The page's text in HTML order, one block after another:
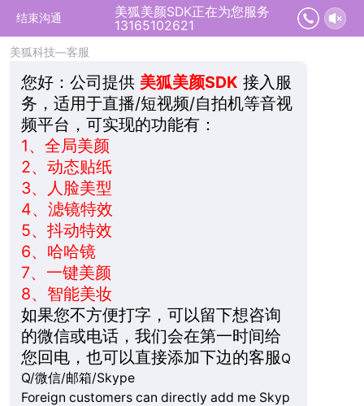
结束沟通
美狐美颜SDK正在为您服务
13165102621
2026-08-06 02:47:29 开始沟通
美狐科技—客服
您好： 公司提供 美狐美颜SDK 接入服
务，适用于直播/短视频/自拍机等音视
频平台，可实现的功能有：
1、 全局美颜
2、 动态贴纸
3、
人脸美型
4、 滤镜特效
5、 抖动特效
6、 哈哈镜
7、 一键美颜
8、 智能美妆
如果您不方便打字，可以留下想咨询
的微信或电话，我们会在第一时间给
您回电，也可以直接添加下边的客服Q
Q/微信/邮箱/Skype
Foreign customers can directly add me Skyp